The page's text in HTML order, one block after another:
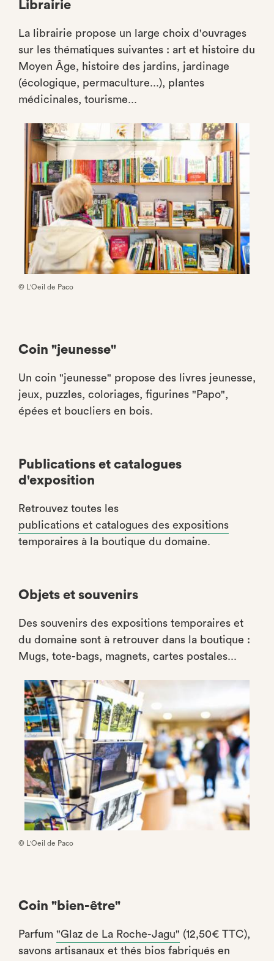
Librairie
La librairie propose un large choix d'ouvrages
sur les thématiques suivantes : art et histoire du
Moyen Âge, histoire des jardins, jardinage
(écologique, permaculture...), plantes
médicinales, tourisme...
© L'Oeil de Paco
Coin "jeunesse"
Un coin "jeunesse" propose des livres jeunesse,
jeux, puzzles, coloriages, figurines "Papo",
épées et boucliers en bois.
Publications et catalogues
d'exposition
Retrouvez toutes les
publications et catalogues des expositions
temporaires à la boutique du domaine.
Objets et souvenirs
Des souvenirs des expositions temporaires et
du domaine sont à retrouver dans la boutique :
Mugs, tote-bags, magnets, cartes postales...
© L'Oeil de Paco
Coin "bien-être"
Parfum "Glaz de La Roche-Jagu" (12,50€ TTC),
savons artisanaux et thés bios fabriqués en